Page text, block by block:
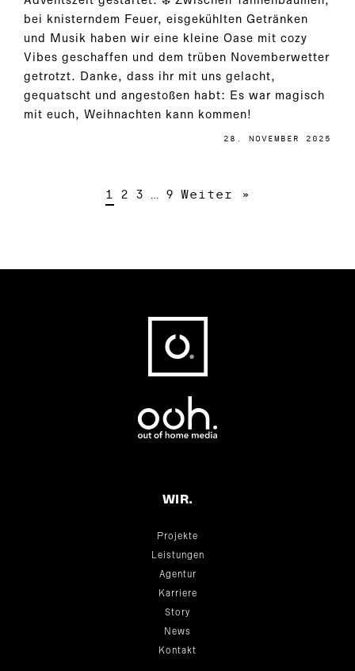
bei knisterndem Feuer, eisgekühlten Getränken
und Musik haben wir eine kleine Oase mit cozy
Vibes geschaffen und dem trüben Novemberwetter
getrotzt. Danke, dass ihr mit uns gelacht,
gequatscht und angestoßen habt: Es war magisch
mit euch, Weihnachten kann kommen!
28. NOVEMBER 2025
1 2 3 9 Weiter »
WIR.
Projekte
Leistungen
Agentur
Karriere
Story
News
Kontakt